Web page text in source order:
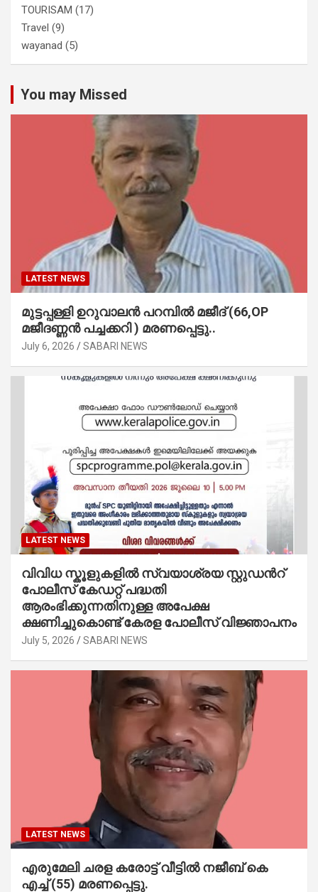
TOURISAM (17)
Travel (9)
wayanad (5)
You may Missed
LATEST NEWS
മുട്ടപ്പള്ളി ഉറുവാലൻ പറമ്പിൽ മജീദ് (66,OP
മജീദണ്ണൻ പച്ചക്കറി ) മരണപ്പെട്ടു..
July 6, 2026 SABARI NEWS
LATEST NEWS
വിവിധ സ്കൂളുകളില്‍ സ്വയാശ്രയ സ്റ്റുഡന്‍റ്
പോലീസ് കേഡറ്റ് പദ്ധതി
ആരംഭിക്കുന്നതിനുള്ള അപേക്ഷ
ക്ഷണിച്ചുകൊണ്ട് കേരള പോലീസ് വിജ്ഞാപനം
July 5, 2026 SABARI NEWS
LATEST NEWS
എരുമേലി ചരള കരോട്ട് വീട്ടിൽ നജീബ് കെ
എച്ച് (55) മരണപ്പെട്ടു.